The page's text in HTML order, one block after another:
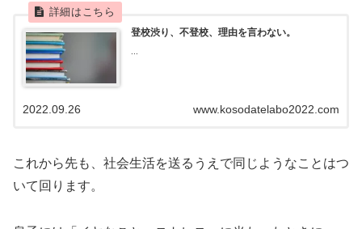
登校渋り、不登校、理由を言わない。
www.kosodatelabo2022.com
2022.09.26
これから先も、社会生活を送るうえで同じようなことはつ
いて回ります。